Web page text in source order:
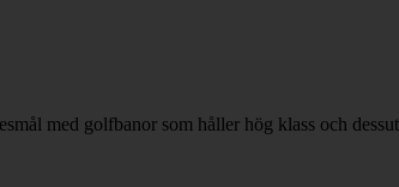
med golfbanor som håller hög klass och